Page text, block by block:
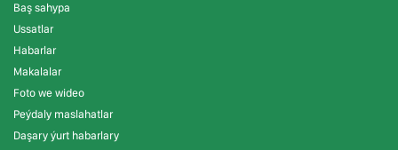
Baş sahypa
Ussatlar
Habarlar
Makalalar
Foto we wideo
Peýdaly maslahatlar
Daşary ýurt habarlary